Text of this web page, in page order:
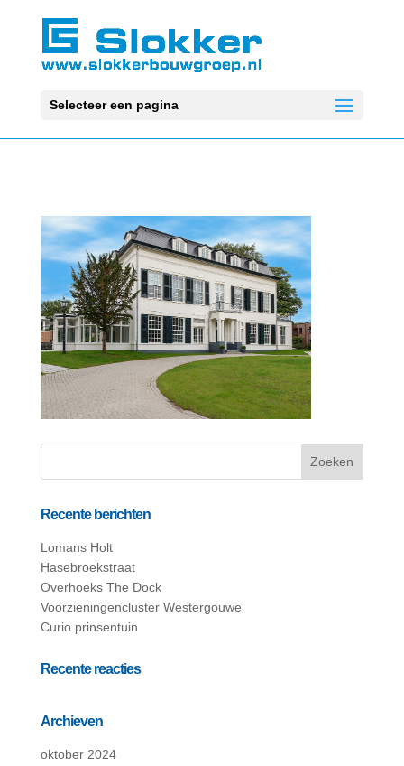
Selecteer een pagina
Recente berichten
Lomans Holt
Hasebroekstraat
Overhoeks The Dock
Voorzieningencluster Westergouwe
Curio prinsentuin
Recente reacties
Archieven
oktober 2024